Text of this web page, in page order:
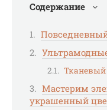
Содержание
Тканевый
Мастерим
украшенный